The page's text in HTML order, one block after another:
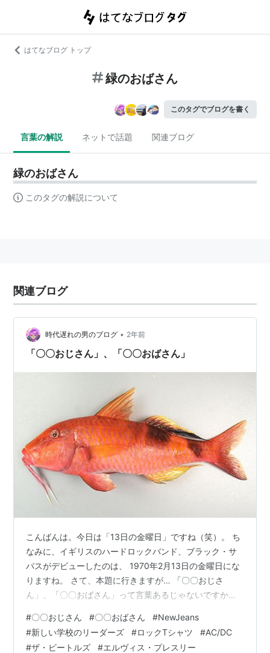
はてなブログ トップ
緑のおばさん
このタグでブログを書く
言葉の解説 ネットで話題 関連ブログ
緑のおばさん
このタグの解説について
関連ブログ
時代遅れの男のブログ • 2年前
「〇〇おじさん」、「〇〇おばさん」
こんばんは。今日は「13日の金曜日」ですね（笑）。 ち
なみに、イギリスのハードロックバンド、ブラック・サ
バスがデビューしたのは、 1970年2月13日の金曜日にな
りますね。 さて、本題に行きますが… 「〇〇おじさ
ん」、「〇〇おばさん」って言葉あるじゃないですか？
#〇〇おじさん #〇〇おばさん #NewJeans
#新しい学校のリーダーズ #ロックTシャツ #AC/DC
#ザ・ビートルズ #エルヴィス・プレスリー